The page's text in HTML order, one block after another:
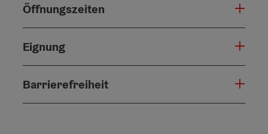
Öffnungszeiten
Eignung
Barrierefreiheit